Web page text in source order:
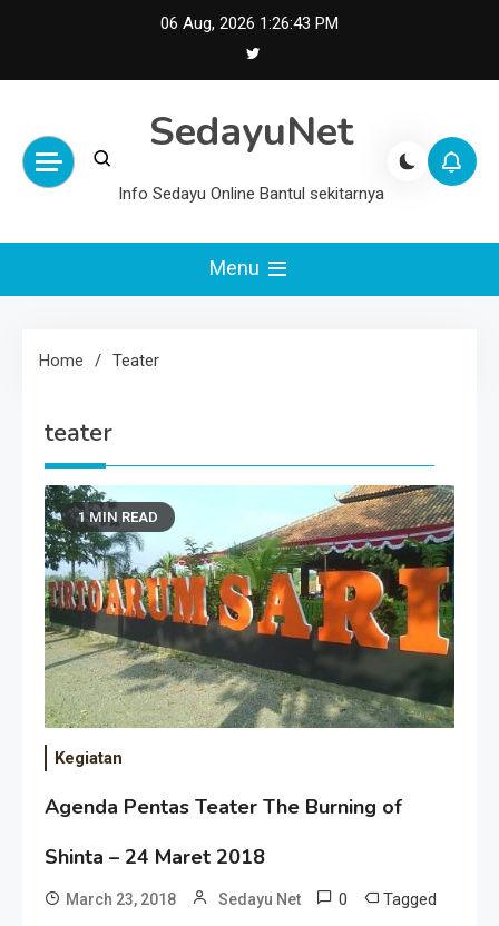
06 Aug, 2026 1:26:43 PM
SedayuNet
Info Sedayu Online Bantul sekitarnya
Menu
Home Teater
teater
1 MIN READ
Kegiatan
Agenda Pentas Teater The Burning of
Shinta – 24 Maret 2018
March 23, 2018 Sedayu Net 0 Tagged